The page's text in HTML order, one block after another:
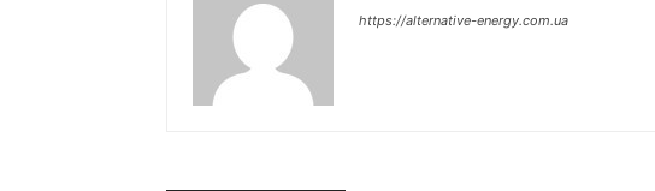
https://alternative-energy.com.ua